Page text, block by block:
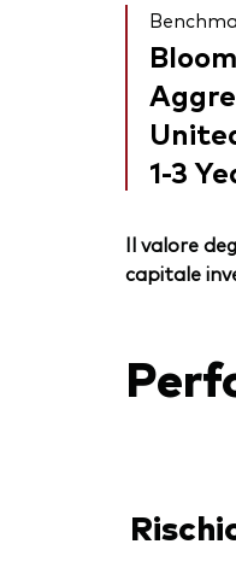
1-3
Il valore
capitale